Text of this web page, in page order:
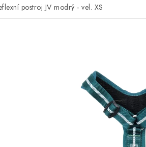
postroj JV modrý - vel. XS